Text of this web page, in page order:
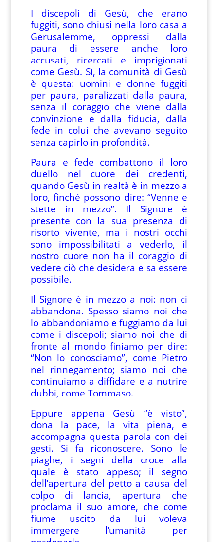
I discepoli di Gesù, che erano
fuggiti, sono chiusi nella loro casa a
Gerusalemme, oppressi dalla
paura di essere anche loro
accusati, ricercati e imprigionati
come Gesù. Sì, la comunità di Gesù
è questa: uomini e donne fuggiti
per paura, paralizzati dalla paura,
senza il coraggio che viene dalla
convinzione e dalla fiducia, dalla
fede in colui che avevano seguito
senza capirlo in profondità.
Paura e fede combattono il loro
duello nel cuore dei credenti,
quando Gesù in realtà è in mezzo a
loro, finché possono dire: “Venne e
stette in mezzo”. Il Signore è
presente con la sua presenza di
risorto vivente, ma i nostri occhi
sono impossibilitati a vederlo, il
nostro cuore non ha il coraggio di
vedere ciò che desidera e sa essere
possibile.
Il Signore è in mezzo a noi: non ci
abbandona. Spesso siamo noi che
lo abbandoniamo e fuggiamo da lui
come i discepoli; siamo noi che di
fronte al mondo finiamo per dire:
“Non lo conosciamo”, come Pietro
nel rinnegamento; siamo noi che
continuiamo a diffidare e a nutrire
dubbi, come Tommaso.
Eppure appena Gesù “è visto”,
dona la pace, la vita piena, e
accompagna questa parola con dei
gesti. Si fa riconoscere. Sono le
piaghe, i segni della croce alla
quale è stato appeso; il segno
dell’apertura del petto a causa del
colpo di lancia, apertura che
proclama il suo amore, che come
fiume uscito da lui voleva
immergere l’umanità per